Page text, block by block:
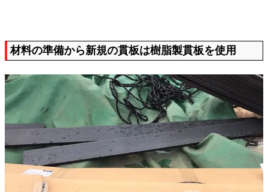
材料の準備から新規の貫板は樹脂製貫板を使用